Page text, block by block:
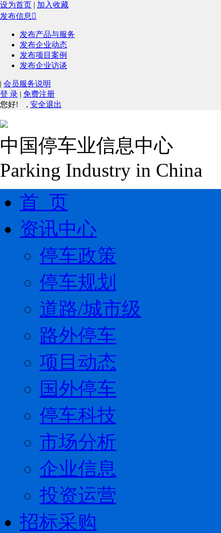
设为首页 | 加入收藏
发布信息 
发布产品与服务
发布企业动态
发布项目案例
发布企业访谈
| 会员服务说明
登 录 | 免费注册
您好!
, 安全退出
中国停车业信息中心
Parking Industry in China
首 页
资讯中心
停车政策
停车规划
道路/城市级
路外停车
项目动态
国外停车
停车科技
市场分析
企业信息
投资运营
招标采购